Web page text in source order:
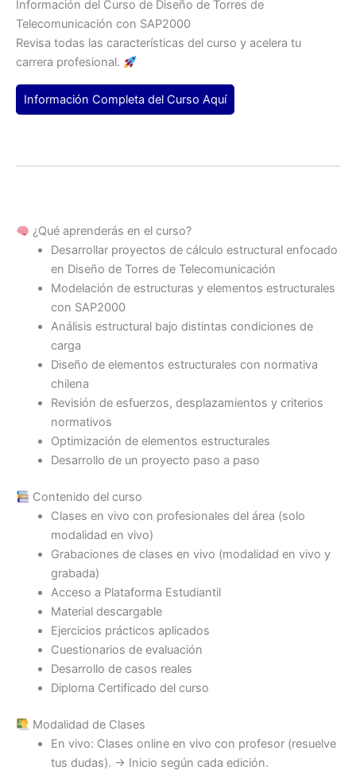
Información del Curso de Diseño de Torres de
Telecomunicación con SAP2000
Revisa todas las características del curso y acelera tu
carrera profesional.
Información Completa del Curso Aquí
¿Qué aprenderás en el curso?
Desarrollar proyectos de cálculo estructural enfocado
en Diseño de Torres de Telecomunicación
Modelación de estructuras y elementos estructurales
con SAP2000
Análisis estructural bajo distintas condiciones de
carga
Diseño de elementos estructurales con normativa
chilena
Revisión de esfuerzos, desplazamientos y criterios
normativos
Optimización de elementos estructurales
Desarrollo de un proyecto paso a paso
Contenido del curso
Clases en vivo con profesionales del área (solo
modalidad en vivo)
Grabaciones de clases en vivo (modalidad en vivo y
grabada)
Acceso a Plataforma Estudiantil
Material descargable
Ejercicios prácticos aplicados
Cuestionarios de evaluación
Desarrollo de casos reales
Diploma Certificado del curso
Modalidad de Clases
En vivo: Clases online en vivo con profesor (resuelve
tus dudas). → Inicio según cada edición.